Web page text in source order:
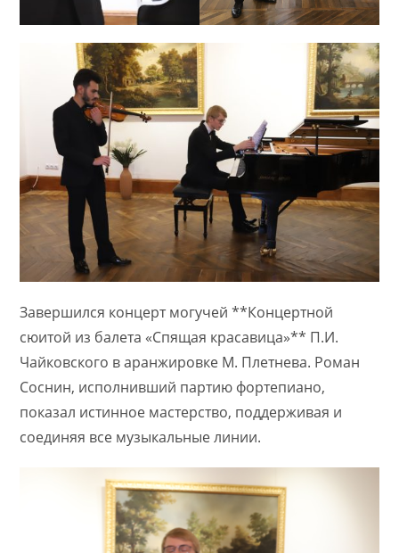
Завершился концерт могучей **Концертной
сюитой из балета «Спящая красавица»** П.И.
Чайковского в аранжировке М. Плетнева. Роман
Соснин, исполнивший партию фортепиано,
показал истинное мастерство, поддерживая и
соединяя все музыкальные линии.